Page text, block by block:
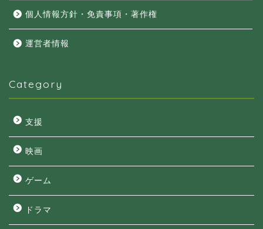
個人情報方針・免責事項・著作権
運営者情報
Category
支援
映画
ゲーム
ドラマ